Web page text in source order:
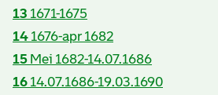
13 1671-1675
14 1676-apr 1682
15 Mei 1682-14.07.1686
16 14.07.1686-19.03.1690